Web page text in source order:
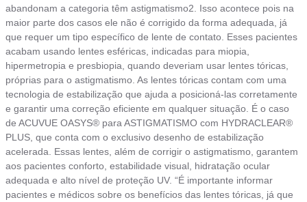
abandonam a categoria têm astigmatismo2. Isso acontece pois na
maior parte dos casos ele não é corrigido da forma adequada, já
que requer um tipo específico de lente de contato. Esses pacientes
acabam usando lentes esféricas, indicadas para miopia,
hipermetropia e presbiopia, quando deveriam usar lentes tóricas,
próprias para o astigmatismo. As lentes tóricas contam com uma
tecnologia de estabilização que ajuda a posicioná-las corretamente
e garantir uma correção eficiente em qualquer situação. É o caso
de ACUVUE OASYS® para ASTIGMATISMO com HYDRACLEAR®
PLUS, que conta com o exclusivo desenho de estabilização
acelerada. Essas lentes, além de corrigir o astigmatismo, garantem
aos pacientes conforto, estabilidade visual, hidratação ocular
adequada e alto nível de proteção UV. “É importante informar
pacientes e médicos sobre os benefícios das lentes tóricas, já que